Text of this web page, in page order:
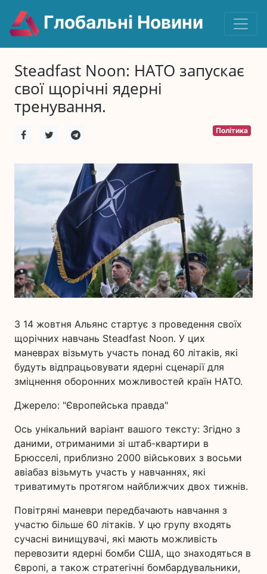
Глобальні Новини
Steadfast Noon: НАТО запускає
свої щорічні ядерні
тренування.
Політика
З 14 жовтня Альянс стартує з проведення своїх
щорічних навчань Steadfast Noon. У цих
маневрах візьмуть участь понад 60 літаків, які
будуть відпрацьовувати ядерні сценарії для
зміцнення оборонних можливостей країн НАТО.
Джерело: "Європейська правда"
Ось унікальний варіант вашого тексту: Згідно з
даними, отриманими зі штаб-квартири в
Брюсселі, приблизно 2000 військових з восьми
авіабаз візьмуть участь у навчаннях, які
триватимуть протягом найближчих двох тижнів.
Повітряні маневри передбачають навчання з
участю більше 60 літаків. У цю групу входять
сучасні винищувачі, які мають можливість
перевозити ядерні бомби США, що знаходяться в
Європі, а також стратегічні бомбардувальники,